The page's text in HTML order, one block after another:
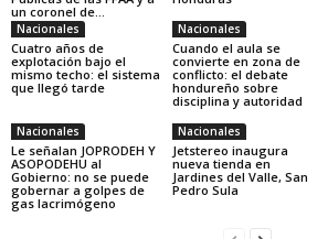
un coronel de...
Nacionales
Cuatro años de
explotación bajo el
mismo techo: el sistema
que llegó tarde
Nacionales
Cuando el aula se
convierte en zona de
conflicto: el debate
hondureño sobre
disciplina y autoridad
Nacionales
Le señalan JOPRODEH Y
ASOPODEHU al
Gobierno: no se puede
gobernar a golpes de
gas lacrimógeno
Nacionales
Jetstereo inaugura
nueva tienda en
Jardines del Valle, San
Pedro Sula